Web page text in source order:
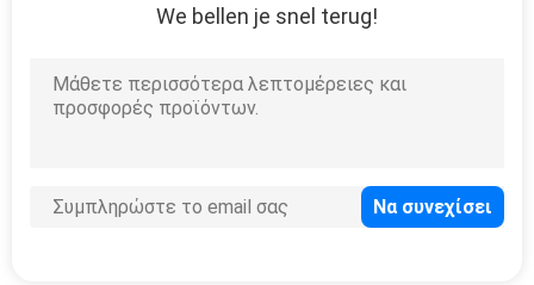
ΛΎΣΗ
SITEMAP
λέιζερ
We bellen je snel terug!